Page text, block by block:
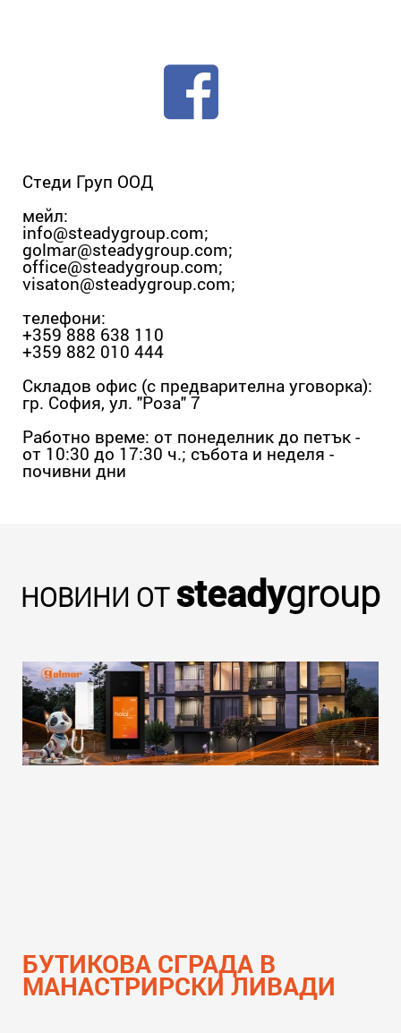
Стеди Груп ООД
мейл:
info@steadygroup.com;
golmar@steadygroup.com;
office@steadygroup.com;
visaton@steadygroup.com;
телефони:
+359 888 638 110
+359 882 010 444
Складов офис (с предварителна уговорка):
гр. София, ул. "Роза" 7
Работно време: от понеделник до петък -
от 10:30 до 17:30 ч.; събота и неделя -
почивни дни
НОВИНИ ОТsteadygroup
БУТИКОВА СГРАДА В
МАНАСТРИРСКИ ЛИВАДИ